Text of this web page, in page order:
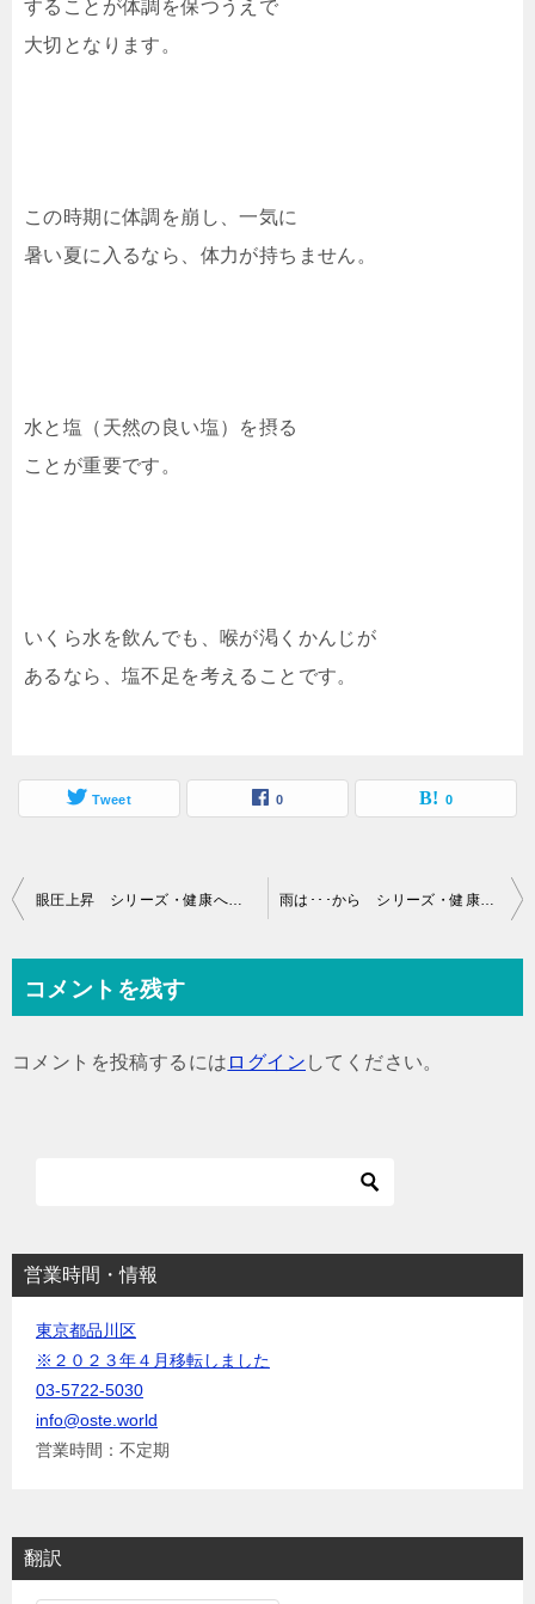
することが体調を保つうえで
大切となります。
この時期に体調を崩し、一気に
暑い夏に入るなら、体力が持ちません。
水と塩（天然の良い塩）を摂る
ことが重要です。
いくら水を飲んでも、喉が渇くかんじが
あるなら、塩不足を考えることです。
Tweet 0 0
投
ビ
眼圧上昇 シリーズ・健康への道 雨は･･･から シリーズ・健康への道
コメントを残す
コメントを投稿するには ログイン してください。
営業時間・情報
東京都品川区
※２０２３年４月移転しました
03-5722-5030
info@oste.world
営業時間：不定期
翻訳